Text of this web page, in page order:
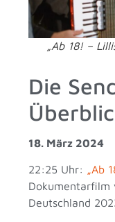
„Ab 18! –
Die
18. März 2024
22:25 Uhr: „Ab
Dokumentarfilm
Deutschland